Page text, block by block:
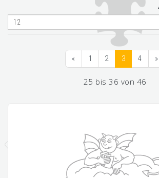
« 1 2 3 4 »
25 bis 36 von 46